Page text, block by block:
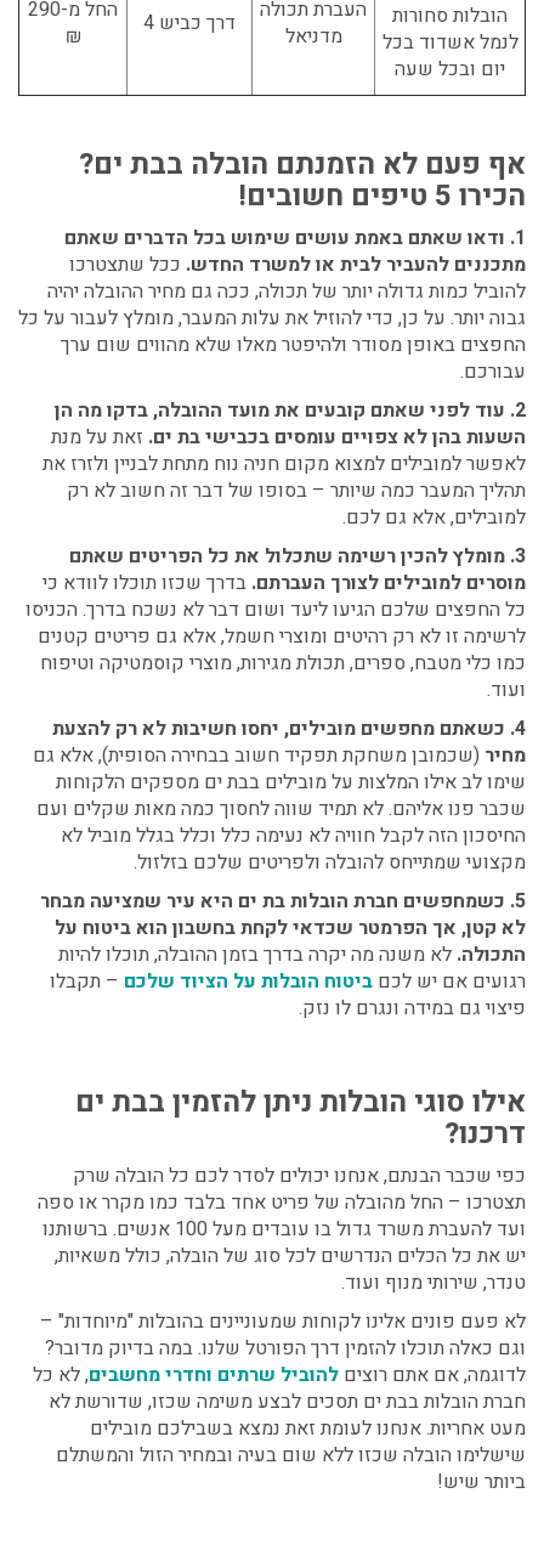
הובלות סחורות
לנמל אשדוד בכל
יום ובכל שעה
העברת תכולה
מדניאל
דרך כביש 4
החל מ-290
₪
אף פעם לא הזמנתם הובלה בבת ים?
הכירו 5 טיפים חשובים!
1. ודאו שאתם באמת עושים שימוש בכל הדברים שאתם
מתכננים להעביר לבית או למשרד החדש. ככל שתצטרכו
להוביל כמות גדולה יותר של תכולה, ככה גם מחיר ההובלה יהיה
גבוה יותר. על כן, כדי להוזיל את עלות המעבר, מומלץ לעבור על כל
החפצים באופן מסודר ולהיפטר מאלו שלא מהווים שום ערך
עבורכם.
2. עוד לפני שאתם קובעים את מועד ההובלה, בדקו מה הן
השעות בהן לא צפויים עומסים בכבישי בת ים. זאת על מנת
לאפשר למובילים למצוא מקום חניה נוח מתחת לבניין ולזרז את
תהליך המעבר כמה שיותר – בסופו של דבר זה חשוב לא רק
למובילים, אלא גם לכם.
3. מומלץ להכין רשימה שתכלול את כל הפריטים שאתם
מוסרים למובילים לצורך העברתם. בדרך שכזו תוכלו לוודא כי
כל החפצים שלכם הגיעו ליעד ושום דבר לא נשכח בדרך. הכניסו
לרשימה זו לא רק רהיטים ומוצרי חשמל, אלא גם פריטים קטנים
כמו כלי מטבח, ספרים, תכולת מגירות, מוצרי קוסמטיקה וטיפוח
ועוד.
4. כשאתם מחפשים מובילים, יחסו חשיבות לא רק להצעת
מחיר (שכמובן משחקת תפקיד חשוב בבחירה הסופית), אלא גם
שימו לב אילו המלצות על מובילים בבת ים מספקים הלקוחות
שכבר פנו אליהם. לא תמיד שווה לחסוך כמה מאות שקלים ועם
החיסכון הזה לקבל חוויה לא נעימה כלל וכלל בגלל מוביל לא
מקצועי שמתייחס להובלה ולפריטים שלכם בזלזול.
5. כשמחפשים
חברת הובלות בת ים היא עיר שמציעה מבחר
לא קטן, אך הפרמטר שכדאי לקחת בחשבון הוא ביטוח על
התכולה. לא משנה מה יקרה בדרך בזמן ההובלה, תוכלו להיות
רגועים אם יש לכם ביטוח הובלות על הציוד שלכם – תקבלו
פיצוי גם במידה ונגרם לו נזק.
אילו סוגי הובלות ניתן להזמין בבת ים
דרכנו?
כפי שכבר הבנתם, אנחנו יכולים לסדר לכם כל הובלה שרק
תצטרכו – החל מהובלה של פריט אחד בלבד כמו מקרר או ספה
ועד להעברת משרד גדול בו עובדים מעל 100 אנשים. ברשותנו
יש את כל הכלים הנדרשים לכל סוג של הובלה, כולל משאיות,
טנדר, שירותי מנוף ועוד.
לא פעם פונים אלינו לקוחות שמעוניינים בהובלות "מיוחדות" –
וגם כאלה תוכלו להזמין דרך הפורטל שלנו. במה בדיוק מדובר?
לדוגמה, אם אתם רוצים להוביל שרתים וחדרי מחשבים, לא כל
חברת הובלות בבת ים תסכים לבצע משימה שכזו, שדורשת לא
מעט אחריות. אנחנו לעומת זאת נמצא בשבילכם מובילים
שישלימו הובלה שכזו ללא שום בעיה ובמחיר הזול והמשתלם
ביותר שיש!